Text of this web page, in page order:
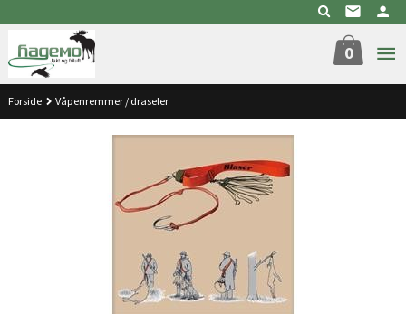
til
innholdet
0
Forside Våpenremmer / draseler